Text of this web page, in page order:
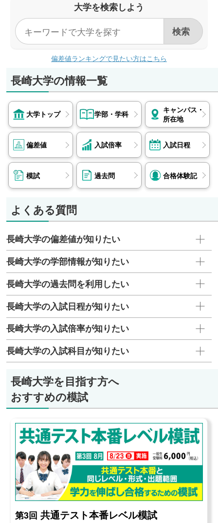
歯科医師国家試験合格率93.6％（新卒）
薬学部
日本調剤、アインファーマシーズ、総合メディカ
情報データ科学部
NCD、デンソーテクノ 他
工学部
県職員（長崎県、福岡県）、三菱電機エンジニア
リング、市職員（長崎市）、TOTO、マツダ、エ
ース、ニュージェック、九州電力、復建調査設
計、ソニーセミコンダクタマニュファクチャリン
グ 他
環境科学部
県職員（長崎県）、市職員（長崎市、諫早市）、
長崎地方法務局、長崎大学、日本ベネックス 他
水産学部
短期大学部
なし
大学を検索しよう
偏差値ランキングで見たい方はこちら
長崎大学の情報一覧
大学トップ 学部・学科
キャンパス・
所在地
偏差値 入試倍率 入試日程
模試 過去問 合格体験記
よくある質問
長崎大学の偏差値が知りたい
長崎大学の学部情報が知りたい
長崎大学の過去問を利用したい
長崎大学の入試日程が知りたい
長崎大学の入試倍率が知りたい
長崎大学の入試科目が知りたい
長崎大学を目指す方へ
おすすめの模試
第3回 共通テスト本番レベル模試